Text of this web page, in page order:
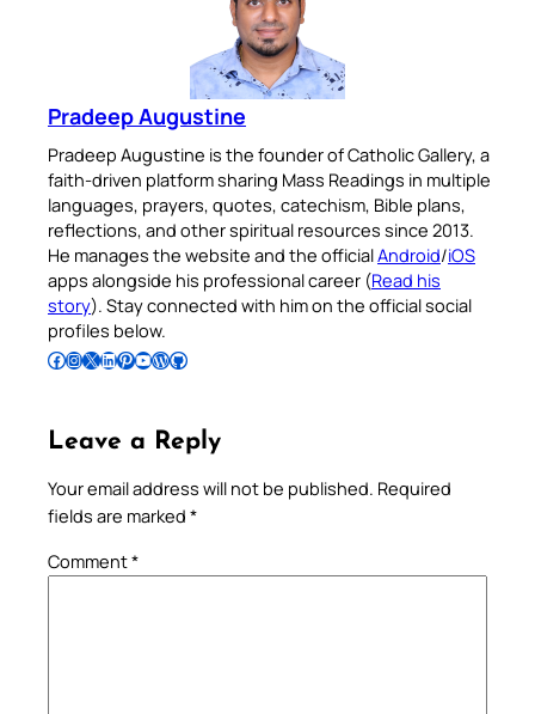
Pradeep Augustine
Pradeep Augustine is the founder of Catholic Gallery, a
faith-driven platform sharing Mass Readings in multiple
languages, prayers, quotes, catechism, Bible plans,
reflections, and other spiritual resources since 2013.
He manages the website and the officialAndroid/iOS
apps alongside his professional career (Read his
story). Stay connected with him on the official social
profiles below.
Follow Pradeep on Facebook Follow Pradeep on InstagramFollow Pradeep on X Follow Pradeep on LinkedIn Follow Pradeep on Pinterest Subscribe to Pradeep’s Youtube Channel Follow Pradeep on WordPress Follow Pradeep on GitHub
Leave a Reply
Your email address will not be published. Required
fields are marked *
Comment*